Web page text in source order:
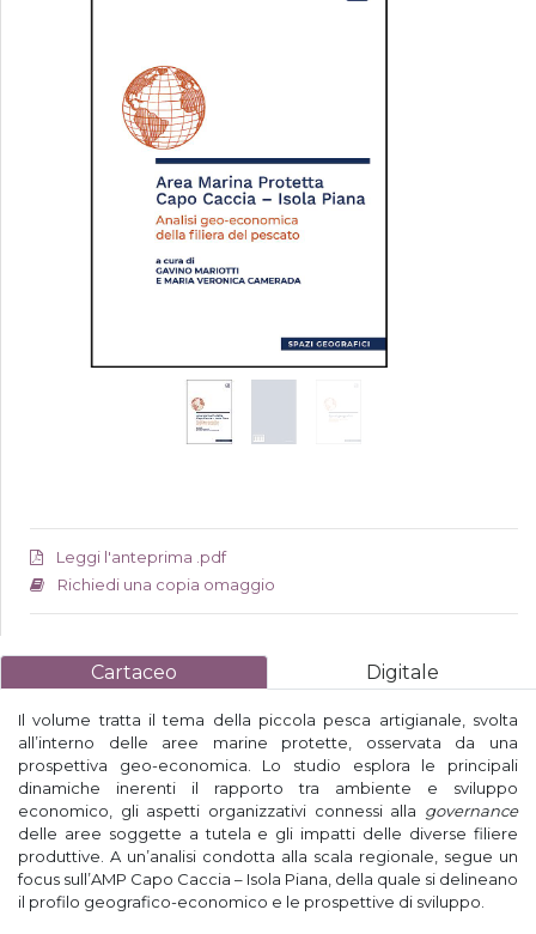
Leggi l'anteprima .pdf
Richiedi una copia omaggio
Cartaceo Digitale
Il volume tratta il tema della piccola pesca artigianale, svolta
all’interno delle aree marine protette, osservata da una
prospettiva geo-economica. Lo studio esplora le principali
dinamiche inerenti il rapporto tra ambiente e sviluppo
economico, gli aspetti organizzativi connessi alla governance
delle aree soggette a tutela e gli impatti delle diverse filiere
produttive. A un’analisi condotta alla scala regionale, segue un
focus sull’AMP Capo Caccia – Isola Piana, della quale si delineano
il profilo geografico-economico e le prospettive di sviluppo.